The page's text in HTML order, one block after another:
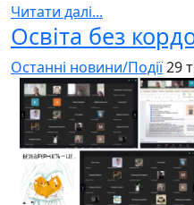
Читати далі...
Освіта без
Останні новини/Події29